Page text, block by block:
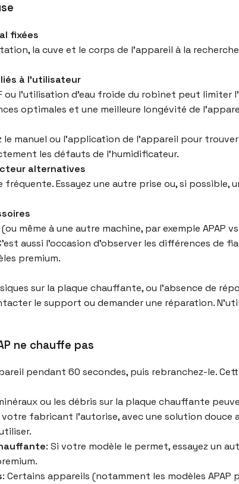
fixées
la cuve et le corps de l’appareil à la
à l’utilisateur
l’utilisation d’eau froide du robinet peut limiter
optimales et une meilleure longévité de
manuel ou l’application de l’appareil pour
les défauts de l’humidificateur.
alternatives
Essayez une autre prise ou, si possible,
même à une autre machine, par exemple APAP
aussi l’occasion d’observer les différences de
premium.
sur la plaque chauffante, ou l’absence de
le support ou demander une réparation.
ne chauffe pas
pendant 60 secondes, puis rebranchez-le.
ou les débris sur la plaque chauffante
fabricant l’autorise, avec une solution douce
: Si votre modèle le permet, essayez un
: Certains appareils (notamment les modèles